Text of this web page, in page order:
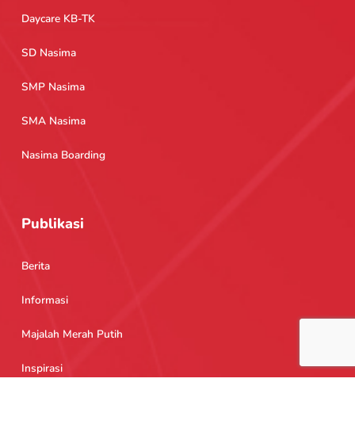
Daycare KB-TK
SD Nasima
SMP Nasima
SMA Nasima
Nasima Boarding
Publikasi
Berita
Informasi
Majalah Merah Putih
Inspirasi